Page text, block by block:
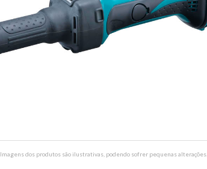
Imagens dos produtos são ilustrativas, podendo sofrer pequenas alterações.